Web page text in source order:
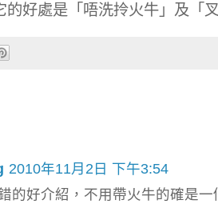
的好處是「唔洗拎火牛」及「
2010年11月2日 下午3:54
的好介紹，不用帶火牛的確是一